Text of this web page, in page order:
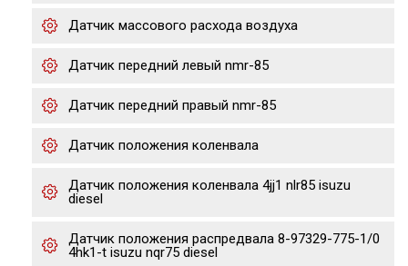
Датчик массового расхода воздуха
Датчик передний левый nmr-85
Датчик передний правый nmr-85
Датчик положения коленвала
Датчик положения коленвала 4jj1 nlr85 isuzu
diesel
Датчик положения распредвала 8-97329-775-1/0
4hk1-t isuzu nqr75 diesel